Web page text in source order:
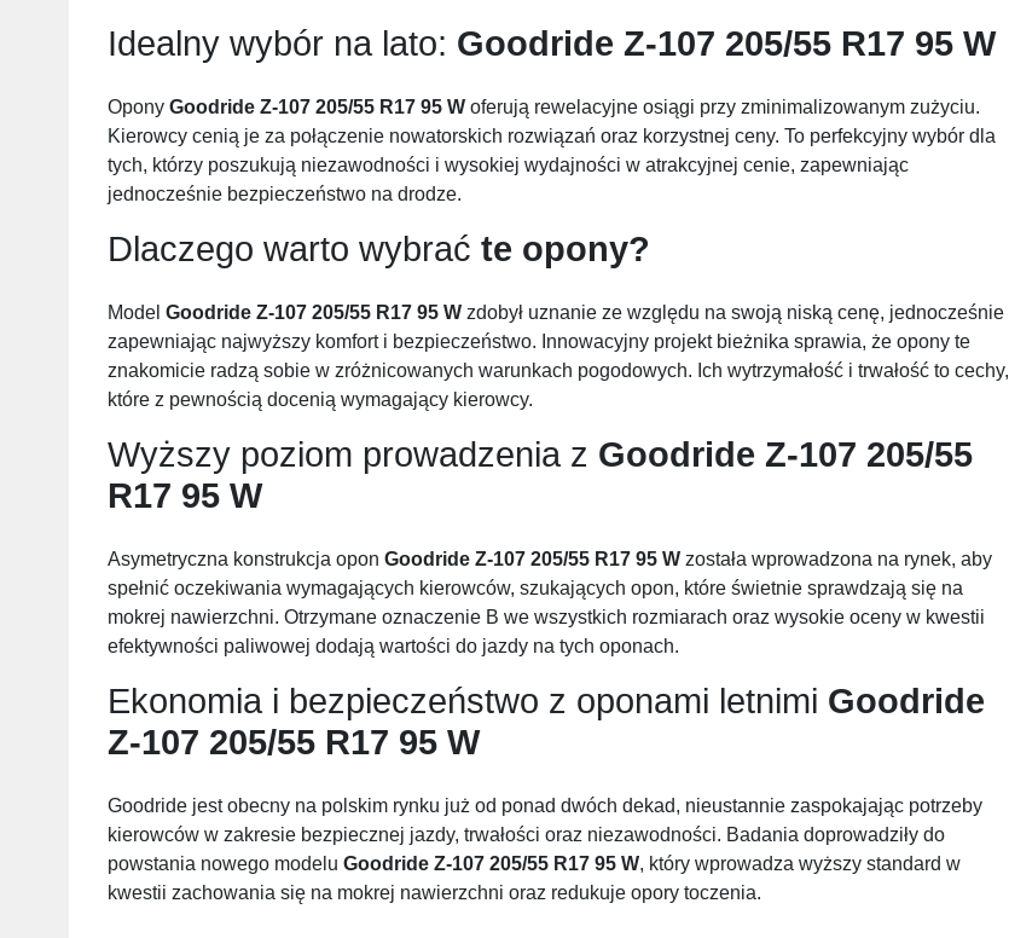
Idealny wybór na lato: Goodride Z-107 205/55 R17 95 W
Opony Goodride Z-107 205/55 R17 95 W oferują rewelacyjne osiągi przy zminimalizowanym zużyciu.
Kierowcy cenią je za połączenie nowatorskich rozwiązań oraz korzystnej ceny. To perfekcyjny wybór dla
tych, którzy poszukują niezawodności i wysokiej wydajności w atrakcyjnej cenie, zapewniając
jednocześnie bezpieczeństwo na drodze.
Dlaczego warto wybrać te opony?
Model Goodride Z-107 205/55 R17 95 W zdobył uznanie ze względu na swoją niską cenę, jednocześnie
zapewniając najwyższy komfort i bezpieczeństwo. Innowacyjny projekt bieżnika sprawia, że opony te
znakomicie radzą sobie w zróżnicowanych warunkach pogodowych. Ich wytrzymałość i trwałość to cechy,
które z pewnością docenią wymagający kierowcy.
Wyższy poziom prowadzenia z Goodride Z-107 205/55
R17 95 W
Asymetryczna konstrukcja opon Goodride Z-107 205/55 R17 95 W została wprowadzona na rynek, aby
spełnić oczekiwania wymagających kierowców, szukających opon, które świetnie sprawdzają się na
mokrej nawierzchni. Otrzymane oznaczenie B we wszystkich rozmiarach oraz wysokie oceny w kwestii
efektywności paliwowej dodają wartości do jazdy na tych oponach.
Ekonomia i bezpieczeństwo z oponami letnimi Goodride
Z-107 205/55 R17 95 W
Goodride jest obecny na polskim rynku już od ponad dwóch dekad, nieustannie zaspokajając potrzeby
kierowców w zakresie bezpiecznej jazdy, trwałości oraz niezawodności. Badania doprowadziły do
powstania nowego modelu Goodride Z-107 205/55 R17 95 W, który wprowadza wyższy standard w
kwestii zachowania się na mokrej nawierzchni oraz redukuje opory toczenia.